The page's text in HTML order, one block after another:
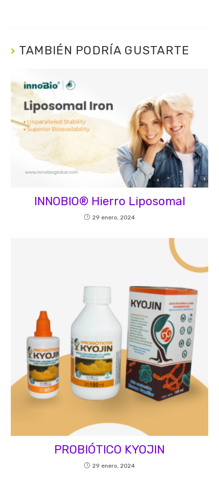
TAMBIÉN PODRÍA GUSTARTE
INNOBIO® Hierro Liposomal
29 enero, 2024
PROBIÓTICO KYOJIN
29 enero, 2024